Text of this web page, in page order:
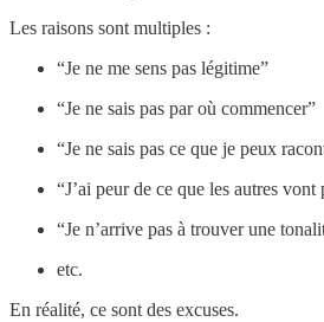
Les raisons sont multiples :
“Je ne me sens pas légitime”
“Je ne sais pas par où commencer”
“Je ne sais pas ce que je peux
“J’ai peur de ce que les autres vont
“Je n’arrive pas à trouver une
etc.
En réalité, ce sont des excuses.